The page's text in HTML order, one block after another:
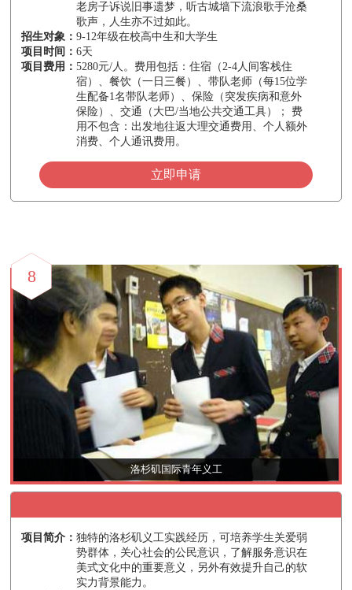
老房子诉说旧事遗梦，听古城墙下流浪歌手沧桑
歌声，人生亦不过如此。
招生对象： 9-12年级在校高中生和大学生
项目时间： 6天
项目费用： 5280元/人。费用包括：住宿（2-4人间客栈住
宿）、餐饮（一日三餐）、带队老师（每15位学
生配备1名带队老师）、保险（突发疾病和意外
保险）、交通（大巴/当地公共交通工具）； 费
用不包含：出发地往返大理交通费用、个人额外
消费、个人通讯费用。
立即申请
洛杉矶国际青年义工
8
项目简介： 独特的洛杉矶义工实践经历，可培养学生关爱弱
势群体，关心社会的公民意识，了解服务意识在
美式文化中的重要意义，另外有效提升自己的软
实力背景能力。